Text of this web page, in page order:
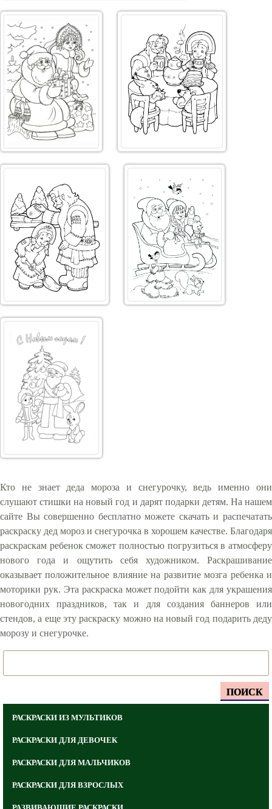
ПОИСК
РАСКРАСКИ ИЗ МУЛЬТИКОВ
РАСКРАСКИ ДЛЯ ДЕВОЧЕК
РАСКРАСКИ ДЛЯ МАЛЬЧИКОВ
РАСКРАСКИ ДЛЯ ВЗРОСЛЫХ
Кто не знает деда мороза и снегурочку, ведь именно они
слушают стишки на новый год и дарят подарки детям. На нашем
сайте Вы совершенно бесплатно можете скачать и распечатать
раскраску дед мороз и снегурочка в хорошем качестве. Благодаря
раскраскам ребенок сможет полностью погрузиться в атмосферу
нового года и ощутить себя художником. Раскрашивание
оказывает положительное влияние на развитие мозга ребенка и
моторики рук. Эта раскраска может подойти как для украшения
новогодних праздников, так и для создания баннеров или
стендов, а еще эту раскраску можно на новый год подарить деду
морозу и снегурочке.